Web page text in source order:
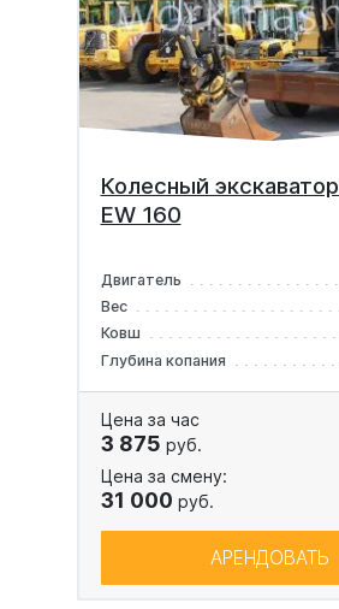
Колесный
EW 160
Двигатель
Вес
Ковш
Глубина копания
Цена за час
3 875 руб.
Цена за смену:
31 000 руб.
АРЕНДОВАТЬ